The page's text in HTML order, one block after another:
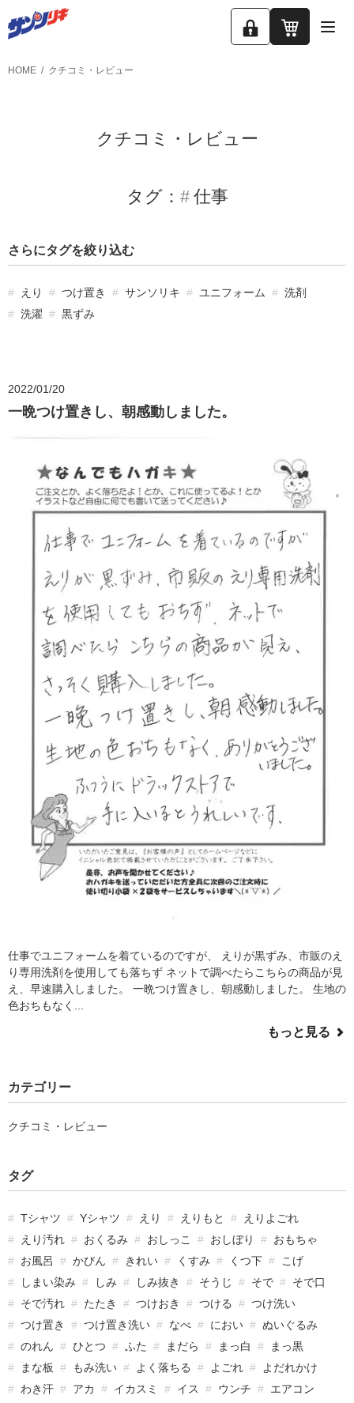
ロ
カ
HOME クチコミ・レビュー
クチコミ・レビュー
タグ： 仕事
さらにタグを絞り込む
えり つけ置き サンソリキ ユニフォーム
洗剤
洗濯
黒ずみ
2022/01/20
一晩つけ置きし、朝感動しました。
仕事でユニフォームを着ているのですが、 えりが黒ずみ、市販のえ
り専用洗剤を使用しても落ちず ネットで調べたらこちらの商品が見
え、早速購入しました。 一晩つけ置きし、朝感動しました。 生地の
色おちもなく...
もっと見る
カテゴリー
クチコミ・レビュー
タグ
Tシャツ Yシャツ えり えりもと
えりよごれ
えり汚れ
おくるみ おしっこ おしぼり
おもちゃ
お風呂
かびん きれい くすみ くつ下
こげ
しまい染み
しみ しみ抜き そうじ そで
そで口
そで汚れ
たたき つけおき つける
つけ洗い
つけ置き
つけ置き洗い なべ におい
ぬいぐるみ
のれん
ひとつ ふた まだら まっ白
まっ黒
まな板
もみ洗い よく落ちる よごれ
よだれかけ
わき汗
アカ イカスミ イス ウンチ
エアコン